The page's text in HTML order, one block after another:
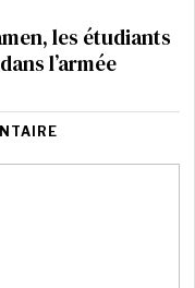
les étudiants
l’armée